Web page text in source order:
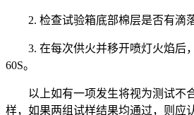
2. 检查试验箱底部棉层是否有滴
3. 在每次供火并移开喷灯火焰后
60S。
以上如有一项发生将视为测试不
样，如果两组试样结果均通过，则应